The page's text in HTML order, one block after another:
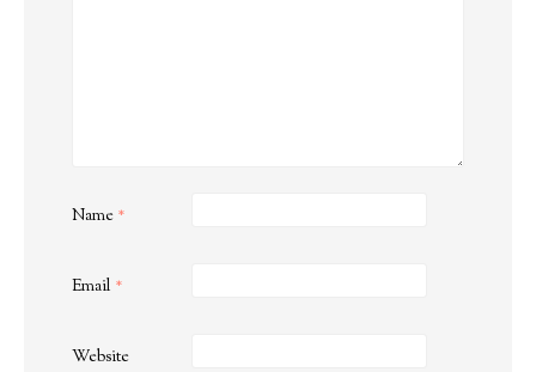
Name *
Email *
Website